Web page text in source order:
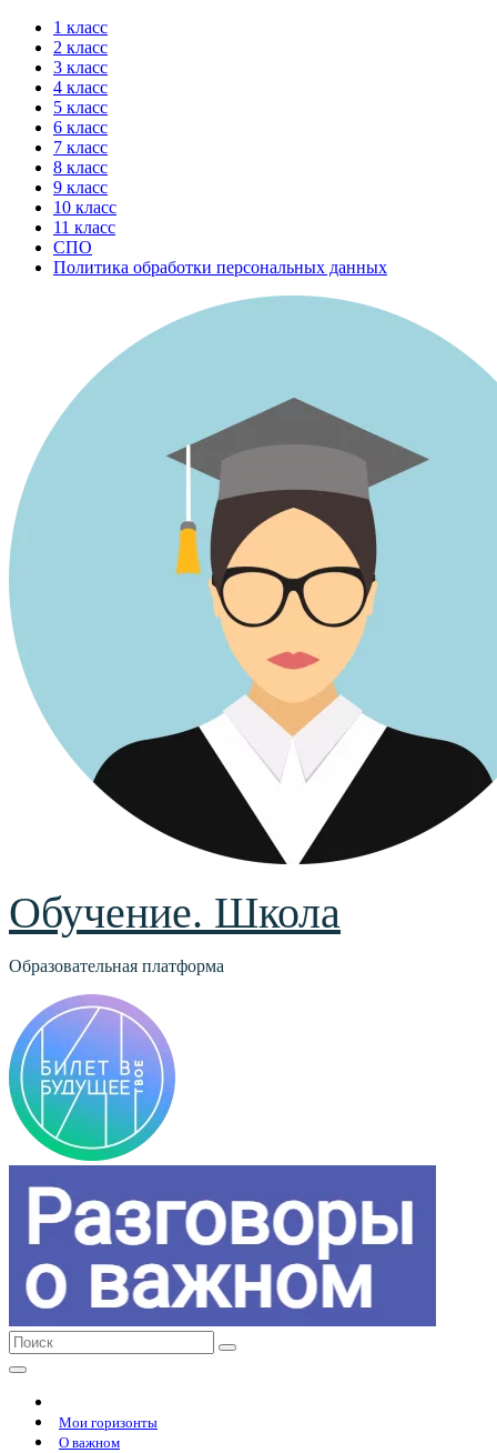
Перейти
содержимому
1 класс
2 класс
3 класс
4 класс
5 класс
6 класс
7 класс
8 класс
9 класс
10 класс
11 класс
СПО
Политика обработки персональных данных
Обучение. Школа
Образовательная платформа
Мои горизонты
О важном